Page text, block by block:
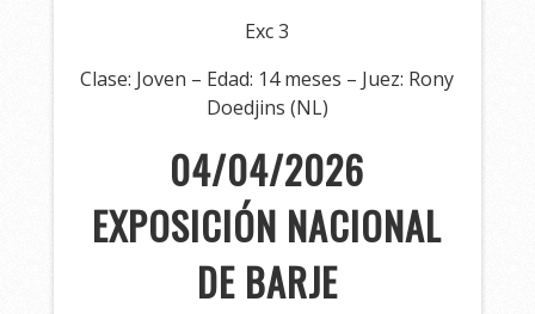
Exc 3
Clase: Joven – Edad: 14 meses – Juez: Rony
Doedjins (NL)
04/04/2026
EXPOSICIÓN NACIONAL
DE BARJE